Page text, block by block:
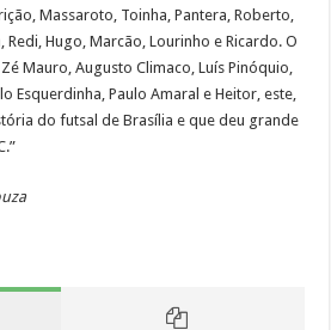
Massaroto, Toinha, Pantera, Roberto,
Redi, Hugo, Marcão, Lourinho e Ricardo. O
Mauro, Augusto Climaco, Luís Pinóquio,
Esquerdinha, Paulo Amaral e Heitor, este,
do futsal de Brasília e que deu grande